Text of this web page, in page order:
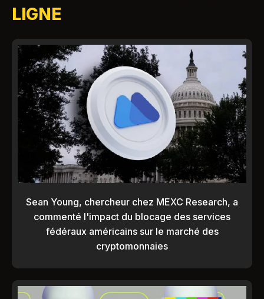
LIGNE
Sean Young, chercheur chez MEXC Research, a
commenté l'impact du blocage des services
fédéraux américains sur le marché des
cryptomonnaies